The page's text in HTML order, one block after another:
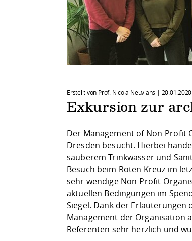
Erstellt von Prof. Nicola Neuvians | 20.01.2020
Exkursion zur
Der Management of Non-Profit
Dresden besucht. Hierbei
sauberem Trinkwasser und
Besuch beim Roten Kreuz im
sehr wendige Non-Profit-
aktuellen Bedingungen im
Siegel. Dank der Erläuterungen
Management der Organisation
Referenten sehr herzlich und